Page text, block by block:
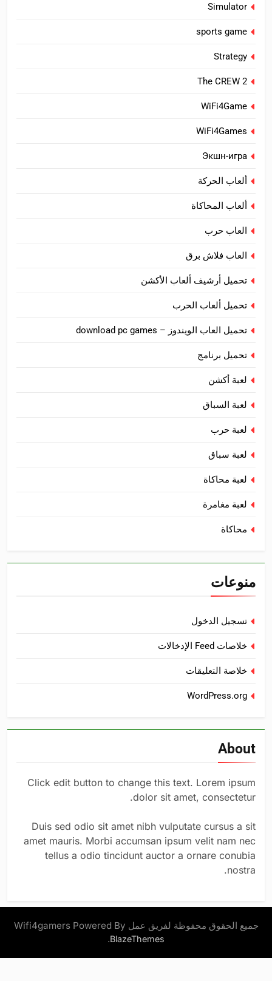
Simulator
sports game
Strategy
The CREW 2
WiFi4Game
WiFi4Games
Экшн-игра
ألعاب الحركة
ألعاب المحاكاة
العاب حرب
العاب فلاش برق
تحميل أرشيف ألعاب الأكشن
تحميل ألعاب الحرب
تحميل العاب الويندوز – download pc games
تحميل برنامج
لعبة أكشن
لعبة السباق
لعبة حرب
لعبة سباق
لعبة محاكاة
لعبة مغامرة
محاكاة
منوعات
تسجيل الدخول
خلاصات Feed الإدخالات
خلاصة التعليقات
WordPress.org
About
Click edit button to change this text. Lorem ipsum
dolor sit amet, consectetur.
Duis sed odio sit amet nibh vulputate cursus a sit
amet mauris. Morbi accumsan ipsum velit nam nec
tellus a odio tincidunt auctor a ornare conubia
nostra.
جميع الحقوق محفوظة لفريق عمل Wifi4gamers Powered By
BlazeThemes
.